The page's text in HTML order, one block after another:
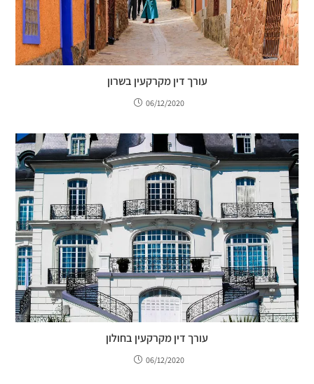
עורך דין מקרקעין בשרון
06/12/2020
עורך דין מקרקעין בחולון
06/12/2020